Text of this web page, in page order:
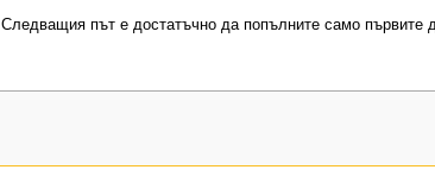
Следващия път е достатъчно да попълните само първите